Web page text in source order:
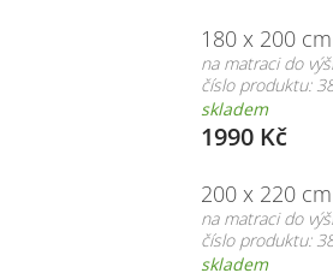
180 x 200 cm
na matraci do
číslo produktu:
skladem
1990 Kč
200 x 220 cm
na matraci do
číslo produktu:
skladem